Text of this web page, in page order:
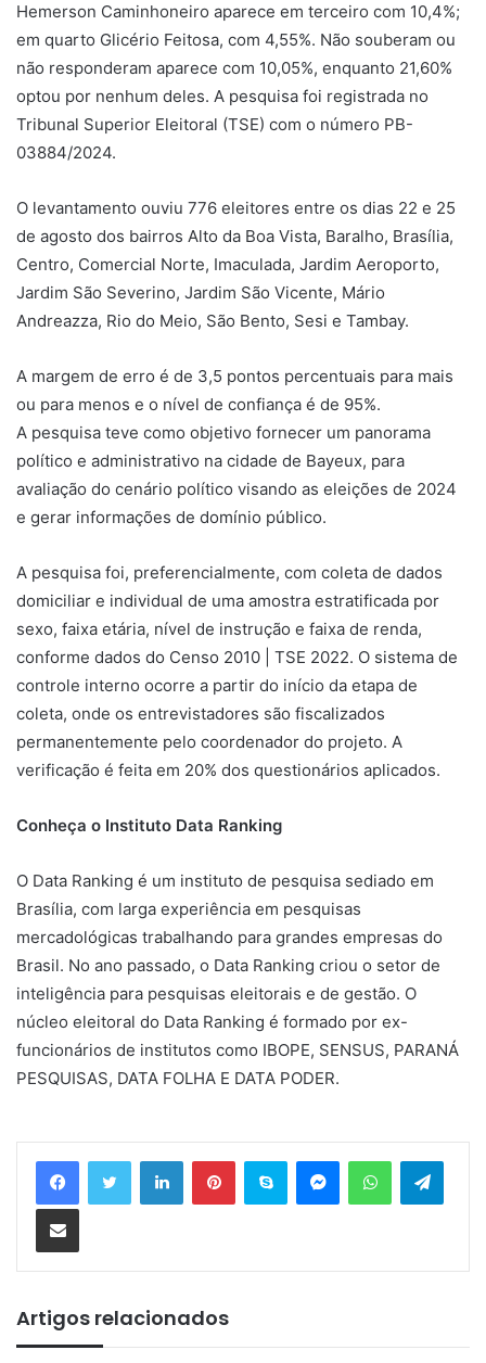
Hemerson Caminhoneiro aparece em terceiro com 10,4%;
em quarto Glicério Feitosa, com 4,55%. Não souberam ou
não responderam aparece com 10,05%, enquanto 21,60%
optou por nenhum deles. A pesquisa foi registrada no
Tribunal Superior Eleitoral (TSE) com o número PB-
03884/2024.
O levantamento ouviu 776 eleitores entre os dias 22 e 25
de agosto dos bairros Alto da Boa Vista, Baralho, Brasília,
Centro, Comercial Norte, Imaculada, Jardim Aeroporto,
Jardim São Severino, Jardim São Vicente, Mário
Andreazza, Rio do Meio, São Bento, Sesi e Tambay.
A margem de erro é de 3,5 pontos percentuais para mais
ou para menos e o nível de confiança é de 95%.
A pesquisa teve como objetivo fornecer um panorama
político e administrativo na cidade de Bayeux, para
avaliação do cenário político visando as eleições de 2024
e gerar informações de domínio público.
A pesquisa foi, preferencialmente, com coleta de dados
domiciliar e individual de uma amostra estratificada por
sexo, faixa etária, nível de instrução e faixa de renda,
conforme dados do Censo 2010 | TSE 2022. O sistema de
controle interno ocorre a partir do início da etapa de
coleta, onde os entrevistadores são fiscalizados
permanentemente pelo coordenador do projeto. A
verificação é feita em 20% dos questionários aplicados.
Conheça o Instituto Data Ranking
O Data Ranking é um instituto de pesquisa sediado em
Brasília, com larga experiência em pesquisas
mercadológicas trabalhando para grandes empresas do
Brasil. No ano passado, o Data Ranking criou o setor de
inteligência para pesquisas eleitorais e de gestão. O
núcleo eleitoral do Data Ranking é formado por ex-
funcionários de institutos como IBOPE, SENSUS, PARANÁ
PESQUISAS, DATA FOLHA E DATA PODER.
Artigos relacionados